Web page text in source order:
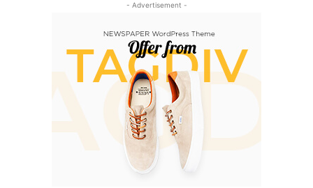
- Advertisement -